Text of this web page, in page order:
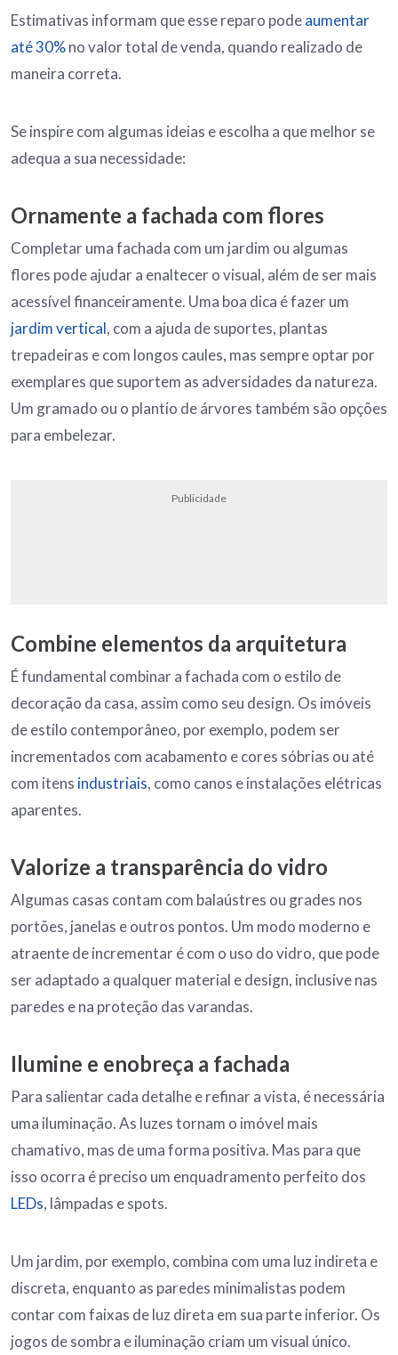
Estimativas informam que esse reparo podeaumentar
até 30%no valor total de venda, quando realizado de
maneira correta.
Se inspire com algumas ideias e escolha a que melhor se
adequa a sua necessidade:
Ornamente a fachada com flores
Completar uma fachada com um jardim ou algumas
flores pode ajudar a enaltecer o visual, além de ser mais
acessível financeiramente. Uma boa dica é fazer um
jardim vertical, com a ajuda de suportes, plantas
trepadeiras e com longos caules, mas sempre optar por
exemplares que suportem as adversidades da natureza.
Um gramado ou o plantio de árvores também são opções
para embelezar.
Publicidade
Combine elementos da arquitetura
É fundamental combinar a fachada com o estilo de
decoração da casa, assim como seu design. Os imóveis
de estilo contemporâneo, por exemplo, podem ser
incrementados com acabamento e cores sóbrias ou até
com itens industriais, como canos e instalações elétricas
aparentes.
Valorize a transparência do vidro
Algumas casas contam com balaústres ou grades nos
portões, janelas e outros pontos. Um modo moderno e
atraente de incrementar é com o uso do vidro, que pode
ser adaptado a qualquer material e design, inclusive nas
paredes e na proteção das varandas.
Ilumine e enobreça a fachada
Para salientar cada detalhe e refinar a vista, é necessária
uma iluminação. As luzes tornam o imóvel mais
chamativo, mas de uma forma positiva. Mas para que
isso ocorra é preciso um enquadramento perfeito dos
LEDs, lâmpadas e spots.
Um jardim, por exemplo, combina com uma luz indireta e
discreta, enquanto as paredes minimalistas podem
contar com faixas de luz direta em sua parte inferior. Os
jogos de sombra e iluminação criam um visual único.